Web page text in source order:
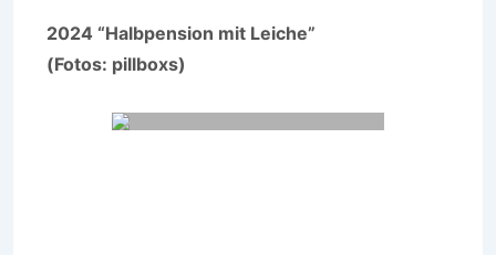
2024 “Halbpension mit Leiche”
(Fotos: pillboxs)